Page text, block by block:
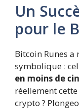
Un
pour le
Bitcoin Runes
symbolique :
en moins de
réellement
crypto ?